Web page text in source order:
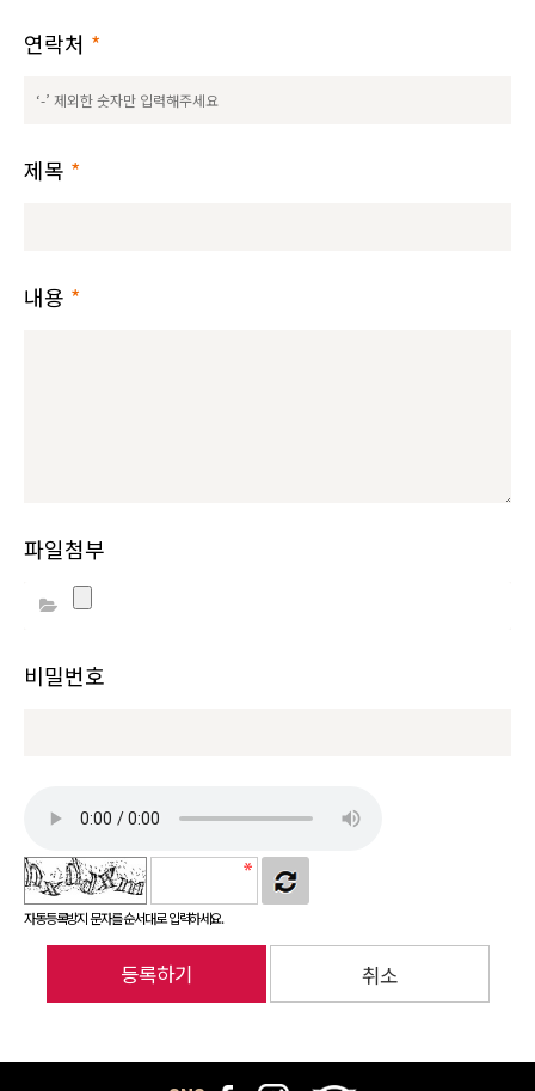
연락처 *
제목 *
내용 *
파일첨부
비밀번호
자동등록방지 문자를 순서대로 입력하세요.
등록하기 취소